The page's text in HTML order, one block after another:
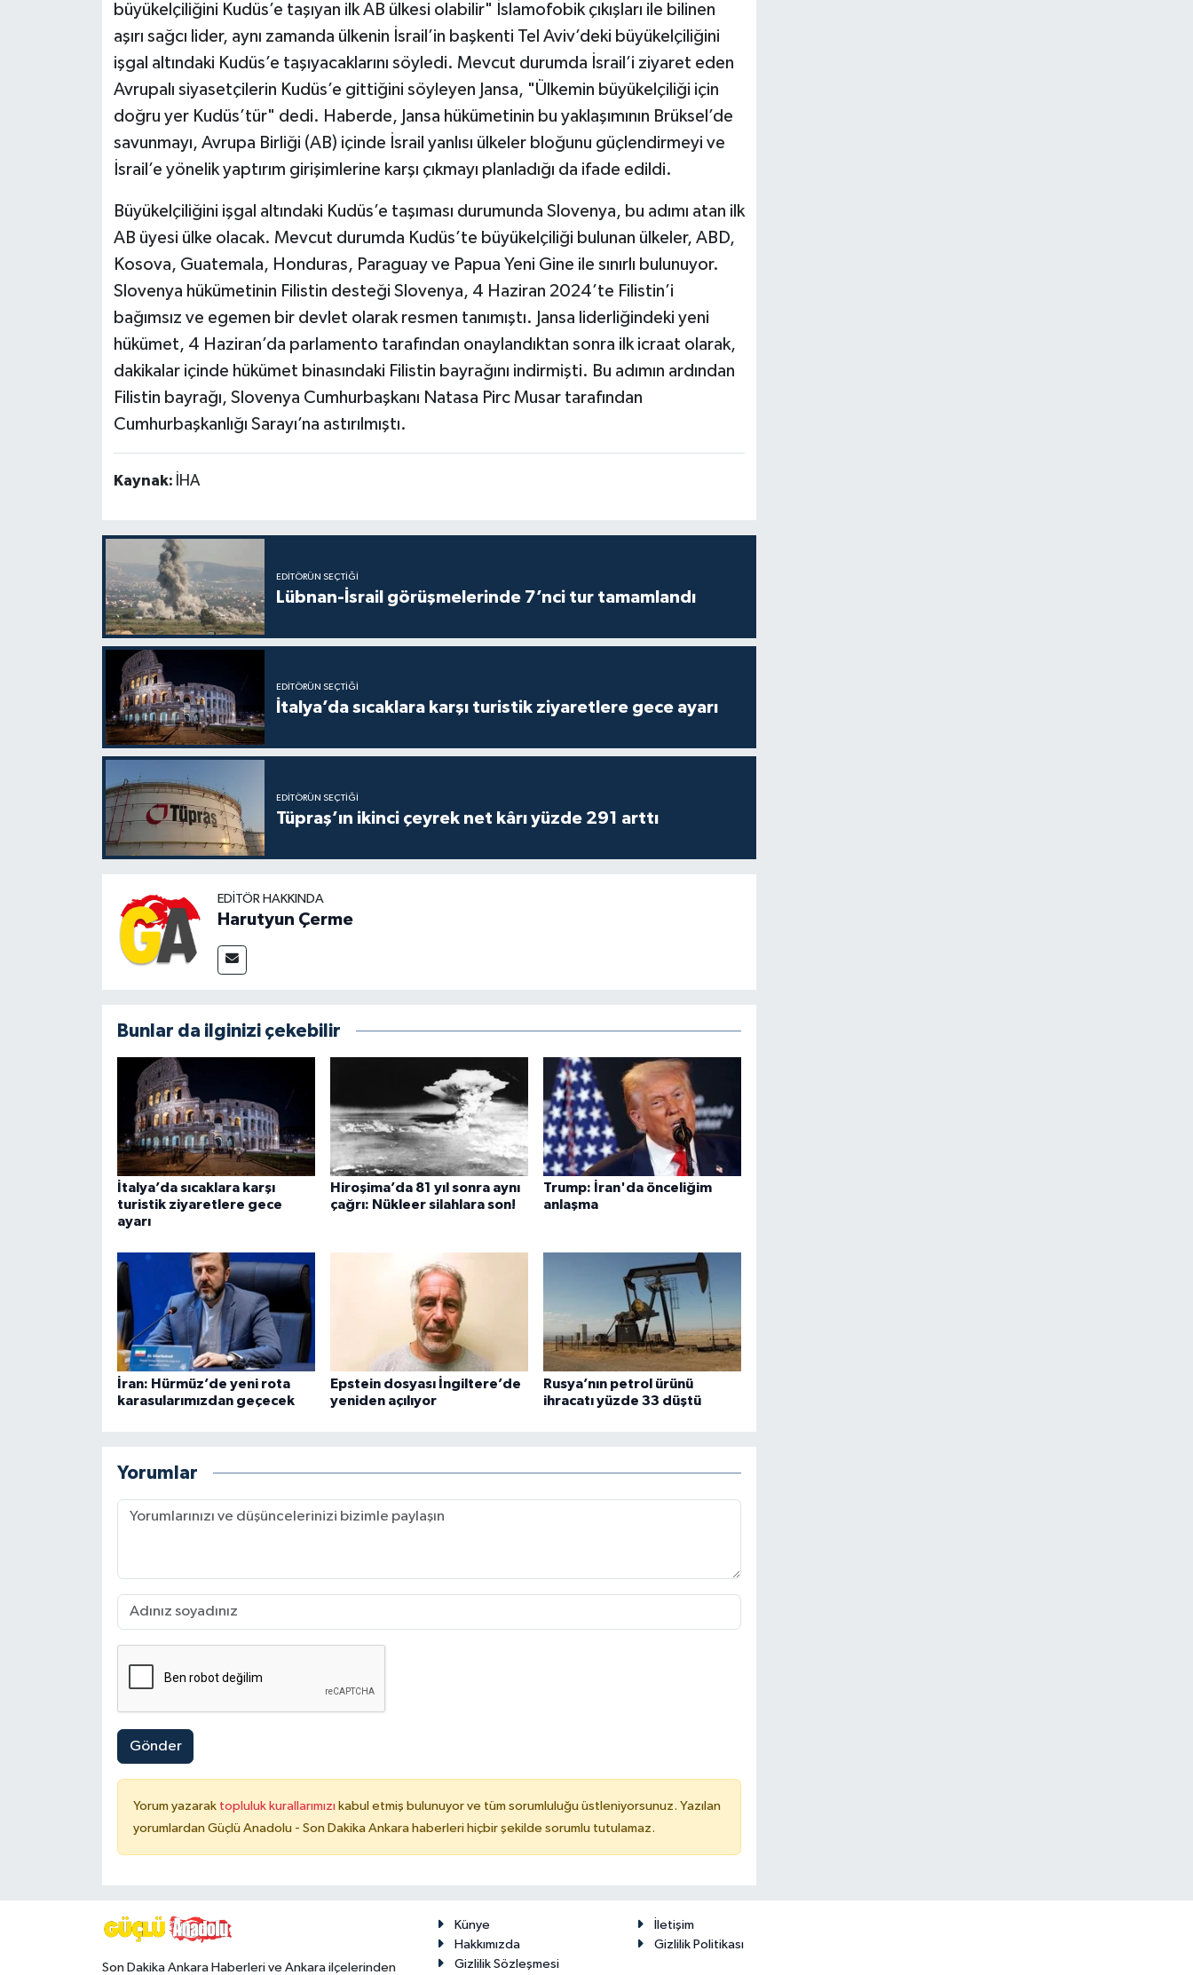
büyükelçiliğini Kudüs’e taşıyan ilk AB ülkesi olabilir" İslamofobik çıkışları ile bilinen
aşırı sağcı lider, aynı zamanda ülkenin İsrail’in başkenti Tel Aviv’deki büyükelçiliğini
işgal altındaki Kudüs’e taşıyacaklarını söyledi. Mevcut durumda İsrail’i ziyaret eden
Avrupalı siyasetçilerin Kudüs’e gittiğini söyleyen Jansa, "Ülkemin büyükelçiliği için
doğru yer Kudüs’tür" dedi. Haberde, Jansa hükümetinin bu yaklaşımının Brüksel’de
savunmayı, Avrupa Birliği (AB) içinde İsrail yanlısı ülkeler bloğunu güçlendirmeyi ve
İsrail’e yönelik yaptırım girişimlerine karşı çıkmayı planladığı da ifade edildi.
Büyükelçiliğini işgal altındaki Kudüs’e taşıması durumunda Slovenya, bu adımı atan ilk
AB üyesi ülke olacak. Mevcut durumda Kudüs’te büyükelçiliği bulunan ülkeler, ABD,
Kosova, Guatemala, Honduras, Paraguay ve Papua Yeni Gine ile sınırlı bulunuyor.
Slovenya hükümetinin Filistin desteği Slovenya, 4 Haziran 2024’te Filistin’i
bağımsız ve egemen bir devlet olarak resmen tanımıştı. Jansa liderliğindeki yeni
hükümet, 4 Haziran’da parlamento tarafından onaylandıktan sonra ilk icraat olarak,
dakikalar içinde hükümet binasındaki Filistin bayrağını indirmişti. Bu adımın ardından
Filistin bayrağı, Slovenya Cumhurbaşkanı Natasa Pirc Musar tarafından
Cumhurbaşkanlığı Sarayı’na astırılmıştı.
Kaynak: İHA
EDITÖRÜN SEÇTIĞI
Lübnan-İsrail görüşmelerinde 7’nci tur tamamlandı
EDITÖRÜN SEÇTIĞI
İtalya’da sıcaklara karşı turistik ziyaretlere gece ayarı
EDITÖRÜN SEÇTIĞI
Tüpraş’ın ikinci çeyrek net kârı yüzde 291 arttı
EDITÖR HAKKINDA
Harutyun Çerme
Bunlar da ilginizi çekebilir
İtalya’da sıcaklara karşı
turistik ziyaretlere gece
ayarı
Hiroşima’da 81 yıl sonra aynı
çağrı: Nükleer silahlara son!
Trump: İran'da önceliğim
anlaşma
İran: Hürmüz’de yeni rota
karasularımızdan geçecek
Epstein dosyası İngiltere’de
yeniden açılıyor
Rusya’nın petrol ürünü
ihracatı yüzde 33 düştü
Yorumlar
Gönder
Yorum yazarak topluluk kurallarımızı kabul etmiş bulunuyor ve tüm sorumluluğu üstleniyorsunuz. Yazılan
yorumlardan Güçlü Anadolu - Son Dakika Ankara haberleri hiçbir şekilde sorumlu tutulamaz.
Son Dakika Ankara Haberleri ve Ankara ilçelerinden
Künye
İletişim
Hakkımızda
Gizlilik Politikası
Gizlilik Sözleşmesi